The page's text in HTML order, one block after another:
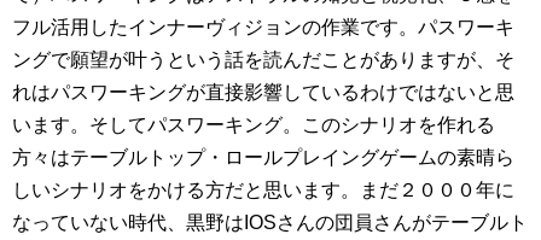
フル活用したインナーヴィジョンの作業です。パスワーキ
ングで願望が叶うという話を読んだことがありますが、そ
れはパスワーキングが直接影響しているわけではないと思
います。そしてパスワーキング。このシナリオを作れる
方々はテーブルトップ・ロールプレイングゲームの素晴ら
しいシナリオをかける方だと思います。まだ２０００年に
なっていない時代、黒野はIOSさんの団員さんがテーブルト